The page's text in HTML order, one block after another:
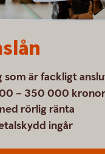
som är fackligt
– 350 000
rörlig ränta
ingår